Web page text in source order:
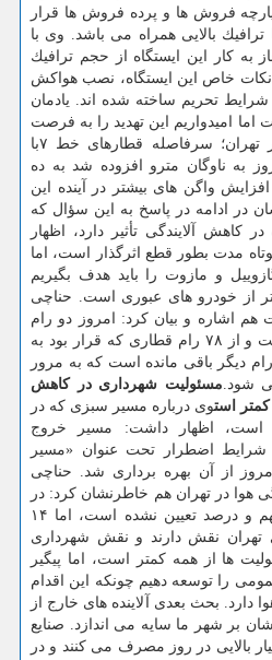
پارچه فروش ها و پرده فروش ها قرار
ترافیك بالایی همراه می باشد. وی با
به كار این ایستگاه از حجم ترافیك
نكات خاص این ایستگاه، نصب هواكش
تحریم ساخته شده اند. یادمان
امیدواریم این تهدید را به فرصت
تبدیل نماییم. به قول شهردار تهران؛ سرفاصله قطارهای خط ۷با
به ناوگان مترو افزوده شد به ده
واگن های بیشتر در آینده این
در ادامه در پاسخ به این سؤال كه
كاهش آلایندگی تأثیر دارد، اظهار
مدت بطور قطع اثرگذار است، اما
و مازوت را باید هدف بگیریم
از خودرو های عبوری است. حناچی
اشاره و بیان كرد: امروز دو رام
قطار به مترو اضافه شده است و از ۷۸ رام قطاری كه قرار بود به
متروی تهران اضافه شوند، ۴ رام دیگر باقی مانده است كه به مرور
شود. مسئولیت شهرداری در كاهش
كمتر استوی درباره مسیر سبزی كه در
است، اظهار داشت: مسیر خروج
شرایط اضطرار تحت عنوان «مسیر
از آن بهره برداری شد. حناچی
هوا در تهران هم خاطرنشان كرد: در
جلساتی كه برگزار گردید سهم و درصد تعیین نشده است، اما ۱۴
تهران نقش دارند و نقش شهرداری
ها از همه كمتر است، اما پیگیر
را توسعه دهیم چونكه این اقدام
دارد. بحث بعدی آلاینده های خارج از
بر شهر ما سایه می اندازد. صنایع
بالایی در روز مصرف می كنند و در